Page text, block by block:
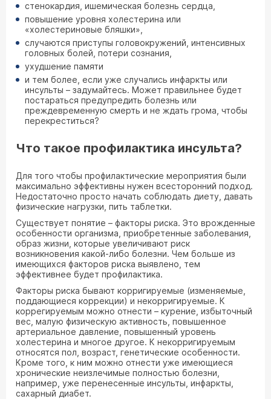
стенокардия, ишемическая болезнь сердца,
повышение уровня холестерина или
«холестериновые бляшки»,
случаются приступы головокружений, интенсивных
головных болей, потери сознания,
ухудшение памяти
и тем более, если уже случались инфаркты или
инсульты – задумайтесь. Может правильнее будет
постараться предупредить болезнь или
преждевременную смерть и не ждать грома, чтобы
перекреститься?
Что такое профилактика инсульта?
Для того чтобы профилактические мероприятия были
максимально эффективны нужен всесторонний подход.
Недостаточно просто начать соблюдать диету, давать
физические нагрузки, пить таблетки.
Существует понятие – факторы риска. Это врожденные
особенности организма, приобретенные заболевания,
образ жизни, которые увеличивают риск
возникновения какой-либо болезни. Чем больше из
имеющихся факторов риска выявлено, тем
эффективнее будет профилактика.
Факторы риска бывают корригируемые (изменяемые,
поддающиеся коррекции) и некорригируемые. К
коррегируемым можно отнести – курение, избыточный
вес, малую физическую активность, повышенное
артериальное давление, повышенный уровень
холестерина и многое другое. К некорригируемым
относятся пол, возраст, генетические особенности.
Кроме того, к ним можно отнести уже имеющиеся
хронические неизлечимые полностью болезни,
например, уже перенесенные инсульты, инфаркты,
сахарный диабет.